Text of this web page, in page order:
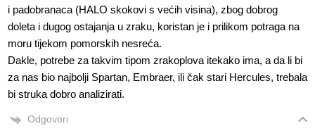
i padobranaca (HALO skokovi s većih visina), zbog dobrog
doleta i dugog ostajanja u zraku, koristan je i prilikom potraga na
moru tijekom pomorskih nesreća.
Dakle, potrebe za takvim tipom zrakoplova itekako ima, a da li bi
za nas bio najbolji Spartan, Embraer, ili čak stari Hercules, trebala
bi struka dobro analizirati.
Odgovori